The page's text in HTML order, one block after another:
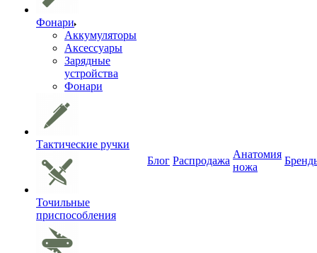
Фонари
Аккумуляторы
Аксессуары
Зарядные
устройства
Фонари
Тактические ручки
Точильные
приспособления
Блог Распродажа
Анатомия
ножа